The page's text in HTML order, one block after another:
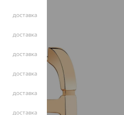
доставка
доставка
доставка
доставка
доставка
доставка